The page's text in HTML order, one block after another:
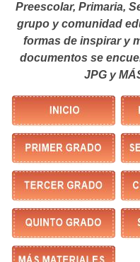
Preescolar, Primaria,
grupo y comunidad
formas de inspirar y
documentos se
JPG y